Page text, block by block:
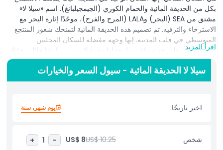
بكل من الحديقة المائية والحمام الكوري (الجيمجيلبانغ). اسم «سيلا لا»
مشتق من SEA (البحر) وLALA (المرح والفرح)، موحّدًا إثارة البحر مع
الاسترخاء والترفيه. تم تصميم هذه الحديقة المائية لتمنحك شعور المنتجع
المتوسطي في قلب المدينة. إنها وجهة مفضلة للسكان المحليين
والمسافرين على حد سواء، مما يجعلها وجهة لا بد من زيارتها خلال رحلتك
إلى كوريا. سيلا لا مثالية لأخذ استراحة من صخب المدينة وقضاء يوم مليء
بالمرح والاسترخاء. يمكنك الاستمتاع بالألعاب المائية المثيرة، ثم الاسترخاء
في الجيمجيلبانغ لتجربة ثقافية كورية حقيقية. إذا كنت ترغب في استخدام
في سيلا لا الحديقة المائية أكثر من مجرد متعة؛ إنها فرصة لصنع ذكريات لا
تُنسى مع الأصدقاء أو العائلة. لا تفوت هذه التجربة المثيرة والمريحة.
اقرأ المزيد
سيلا لا الحديقة المائية - سيول السعر والخيارات
اختر تاريخًا يوم شهر، سنة
شخص US$ 10.25
US$ 8
-
1
+